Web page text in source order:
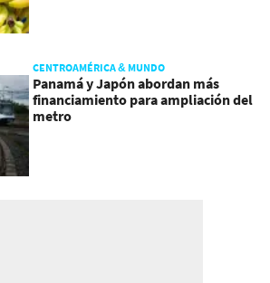
CENTROAMÉRICA & MUNDO
Panamá y Japón abordan más
financiamiento para ampliación del
metro